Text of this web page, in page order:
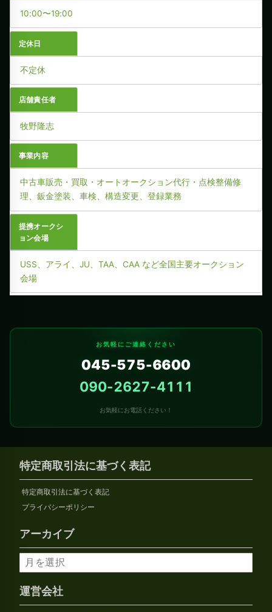
10:00〜19:00
定休日
不定休
店舗責任者
牧野隆志
事業内容
中古車販売・買取・オートオークション代行・点検整備修
理、鈑金塗装、車検、構造変更、登録業務
提携オークシ
ョン会場
USS、アライ、JU、TAA、CAA など全国主要オークション
会場
お気軽にご連絡ください
045-575-6600
090-2627-4111
お気軽にお電話ください！
特定商取引法に基づく表記
特定商取引法に基づく表記
プライバシーポリシー
アーカイブ
ア
ー
カ
イ
運営会社